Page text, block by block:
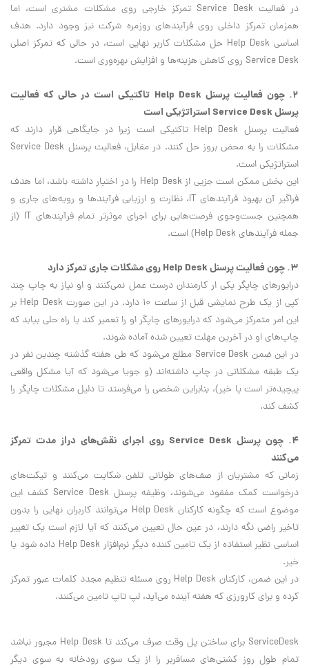
در فعالیت Service Desk تمرکز خارجی روی مشکلات مشتری است، اما
همزمان تمرکز داخلی روی فرآیندهای روزمره شرکت نیز وجود دارد. هدف
اساسی Help Desk حل مشکلات کاربر نهایی است، در حالی که تمرکز اصلی
Service Desk روی کاهش هزینه‌ها و افزایش بهره‌وری است.
۲. چون فعالیت پرسنل Help Desk تاکتیکی است در حالی که فعالیت
پرسنل Service Desk استراتژیکی است
فعالیت پرسنل Help Desk تاکتیکی است زیرا در جایگاهی قرار دارند که
مشکلات را به محض بروز حل کنند. در مقابل، فعالیت پرسنل Service Desk
استراتژیکی است.
این بخش ممکن است جزیی از Help Desk را در اختیار داشته باشد، اما هدف
فراگیر آن بهبود فرآیندهای IT، نظارت و ارزیابی فرآیندها و رويه‌های جاری و
همچنین جست‌وجوی فرصت‌هایی برای اجرای موثرتر تمام فرآیندهای IT (از
جمله فرآیندهای Help Desk) است.
۳. چون فعالیت پرسنل Help Desk روی مشکلات جاری تمرکز دارد
درایورهای چاپگر یکی ار کارمندان درست عمل نمی‌کنند و او نیاز به چاپ چند
کپی از یک طرح نمایشی قبل از ساعت ۱۰ دارد. در این صورت Help Desk بر
این امر متمرکز می‌شود که درایورهای چاپگر او را تعمیر كند یا راه حلی بیابد که
چاپ‌های او در آخرين مهلت تعیین شده آماده شوند.
در این ضمن Service Desk مطلع می‌شود که طی هفته گذشته چندین نفر در
یک طبقه مشکلاتی در چاپ داشته‌اند (و جويا می‌شود که آيا مشکل واقعی
پيچيده‌‌تر است يا خير)، بنابراین شخصی را می‌فرستد تا دلیل مشکلات چاپگر را
کشف کند.
۴. چون پرسنل Service Desk روی اجرای نقش‌های دراز مدت تمرکز
می‌کنند
زمانی که مشتریان از صف‌های طولانی تلفن شکایت می‌کنند و تیکت‌های
درخواست کمک مفقود می‌شوند، وظیفه پرسنل Service Desk کشف اين
موضوع است که چگونه کارکنان Help Desk می‌توانند کاربران نهایی را بدون
تاخير راضی نگه دارند، در عین حال تعیین می‌کنند که آیا لازم است یک تغییر
اساسی نظیر استفاده از يك تامین کننده ديگر نرم‌افزار Help Desk داده شود یا
خیر.
در اين ضمن، کارکنان Help Desk روی مسئله تنظیم مجدد کلمات عبور تمرکز
كرده و برای کارورزی که هفته آینده می‌آید، لپ تاپ تامين می‌كنند.
ServiceDesk برای ساختن پل وقت صرف می‌كند تا Help Desk مجبور نباشد
تمام طول روز کشتی‌های مسافربر را از يك سوی رودخانه به سوي ديگر